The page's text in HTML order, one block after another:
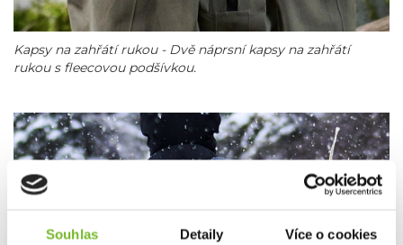
Souhlas Detaily Více o cookies
Kapsy na zahřátí rukou - Dvě náprsní kapsy na zahřátí
rukou s fleecovou podšívkou.